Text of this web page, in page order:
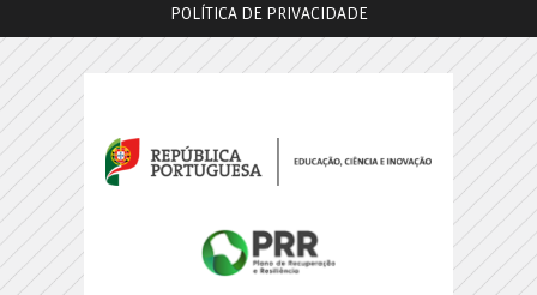
POLÍTICA DE PRIVACIDADE